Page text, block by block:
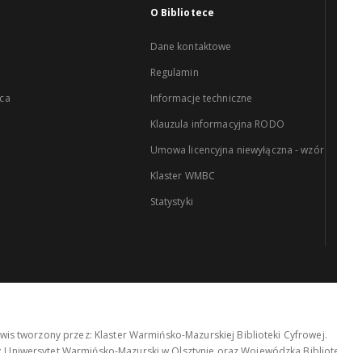
O Bibliotece
Dane kontaktowe
Regulamin
Informacje techniczne
Klauzula informacyjna RODO
Umowa licencyjna niewyłączna - wzór
Klaster WMBC
Statystyki
tworzony przez: Klaster Warmińsko-Mazurskiej Biblioteki Cyfrowej.